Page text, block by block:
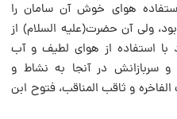
هوای خوش آن سامان را
ولی آن حضرت(علیه السلام) از
با استفاده از هوای لطیف و آب
سربازانش در آنجا به نشاط و
و ثاقب المناقب، فتوح ابن